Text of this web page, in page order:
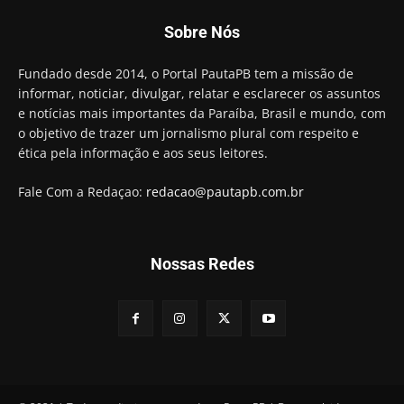
preso e faz vídeo na cadeia
Hugo Motta retira projeto que permitia bancos
"confiscar" dinheiro de clientes
01:49
Descaso da gestão Panta deixa crianças e
professoras 'ilhadas' em creche
00:16
Sobre Nós
Fundado desde 2014, o Portal PautaPB tem a missão de
informar, noticiar, divulgar, relatar e esclarecer os assuntos
e notícias mais importantes da Paraíba, Brasil e mundo, com
o objetivo de trazer um jornalismo plural com respeito e
ética pela informação e aos seus leitores.
Fale Com a Redaçao: redacao@pautapb.com.br
Nossas Redes